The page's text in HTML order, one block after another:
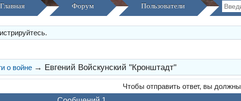
Главная Форум Пользователи
о войне → Евгений Войскунский "Кронштадт"
Чтобы отправить ответ, вы должны